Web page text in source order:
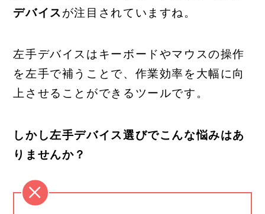
デバイスが注目されていますね。
左手デバイスはキーボードやマウスの操作
を左手で補うことで、作業効率を大幅に向
上させることができるツールです。
しかし左手デバイス選びでこんな悩みはあ
りませんか？